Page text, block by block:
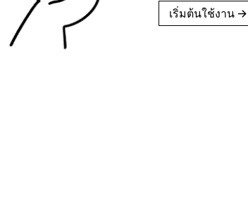
เริ่มต้นใช้งาน →